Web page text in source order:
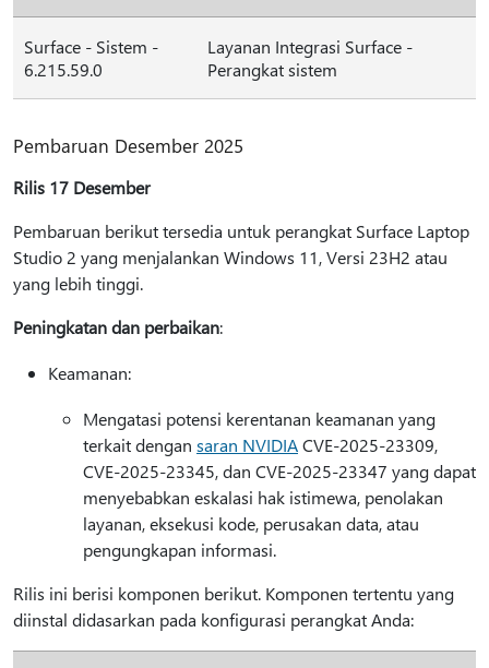
Surface - Sistem -
6.215.59.0
Layanan Integrasi Surface -
Perangkat sistem
Pembaruan Desember 2025
Rilis 17 Desember
Pembaruan berikut tersedia untuk perangkat Surface Laptop
Studio 2 yang menjalankan Windows 11, Versi 23H2 atau
yang lebih tinggi.
Peningkatan dan perbaikan:
Keamanan:
Mengatasi potensi kerentanan keamanan yang
terkait dengan saran NVIDIACVE-2025-23309,
CVE-2025-23345, dan CVE-2025-23347 yang dapat
menyebabkan eskalasi hak istimewa, penolakan
layanan, eksekusi kode, perusakan data, atau
pengungkapan informasi.
Rilis ini berisi komponen berikut. Komponen tertentu yang
diinstal didasarkan pada konfigurasi perangkat Anda: